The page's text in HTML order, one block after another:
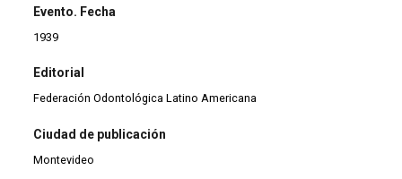
Evento. Fecha
1939
Editorial
Federación Odontológica Latino Americana
Ciudad de publicación
Montevideo